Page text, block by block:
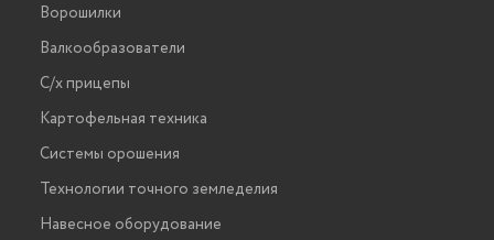
Ворошилки
Валкообразователи
С/х прицепы
Картофельная техника
Системы орошения
Технологии точного земледелия
Навесное оборудование